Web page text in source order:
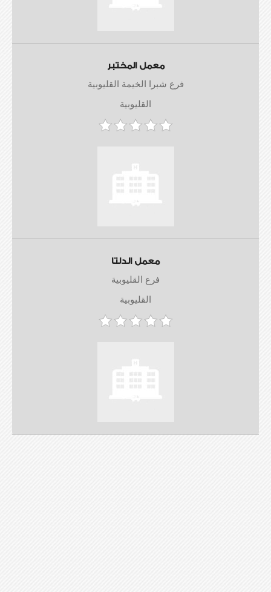
معمل المختبر
فرع شبرا الخيمة القليوبية
القليوبية
معمل الدلتا
فرع القليوبية
القليوبية